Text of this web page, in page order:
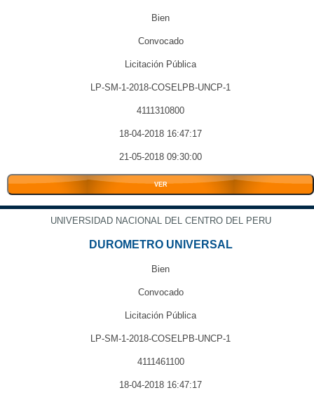
Bien
Convocado
Licitación Pública
LP-SM-1-2018-COSELPB-UNCP-1
4111310800
18-04-2018 16:47:17
21-05-2018 09:30:00
VER
UNIVERSIDAD NACIONAL DEL CENTRO DEL PERU
DUROMETRO UNIVERSAL
Bien
Convocado
Licitación Pública
LP-SM-1-2018-COSELPB-UNCP-1
4111461100
18-04-2018 16:47:17